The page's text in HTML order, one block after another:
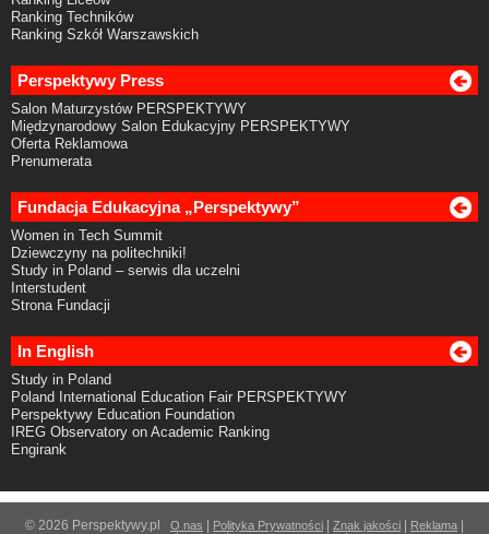
Ranking Techników
Ranking Szkół Warszawskich
Perspektywy Press
Salon Maturzystów PERSPEKTYWY
Międzynarodowy Salon Edukacyjny PERSPEKTYWY
Oferta Reklamowa
Prenumerata
Fundacja Edukacyjna „Perspektywy”
Women in Tech Summit
Dziewczyny na politechniki!
Study in Poland – serwis dla uczelni
Interstudent
Strona Fundacji
In English
Study in Poland
Poland International Education Fair PERSPEKTYWY
Perspektywy Education Foundation
IREG Observatory on Academic Ranking
Engirank
© 2026 Perspektywy.pl O nas Polityka Prywatności Znak jakości Reklama